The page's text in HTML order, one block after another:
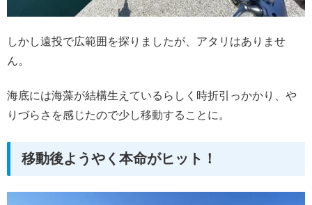
しかし遠投で広範囲を探りましたが、アタリはありませ
ん。
海底には海藻が結構生えているらしく時折引っかかり、や
りづらさを感じたので少し移動することに。
移動後ようやく本命がヒット！